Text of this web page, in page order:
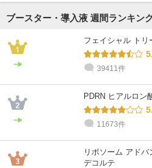
ブースター・導入液 週間ランキン
フェイシャル トリ
39411件
PDRN ヒアルロン
11673件
リポソーム アド
デコルテ